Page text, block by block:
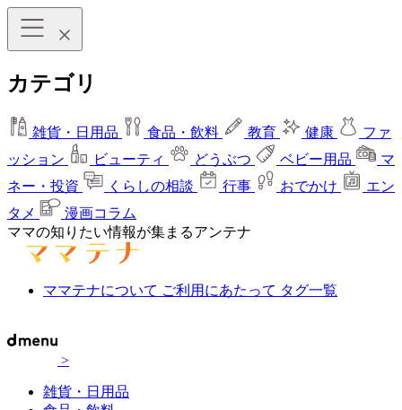
カテゴリ
雑貨・日用品 食品・飲料 教育 健康
ファ
ッション
ビューティ どうぶつ ベビー用品
マ
ネー・投資
くらしの相談 行事 おでかけ
エン
タメ
漫画コラム
ママの知りたい情報が集まるアンテナ
ママテナについて ご利用にあたって タグ一覧
>
雑貨・日用品